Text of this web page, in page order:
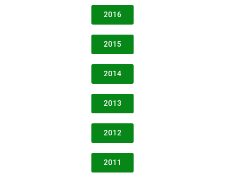
2016
2015
2014
2013
2012
2011